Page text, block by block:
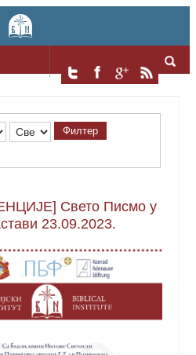
Skip to content
Филтер
Свето Писмо у
23.09.2023.